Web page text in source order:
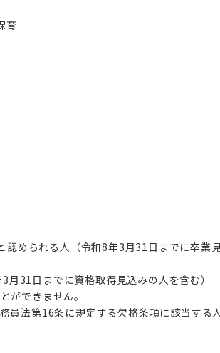
育
められる人（令和8年3月31日までに卒業
31日までに資格取得見込みの人を含む）
ができません。
員法第16条に規定する欠格条項に該当する